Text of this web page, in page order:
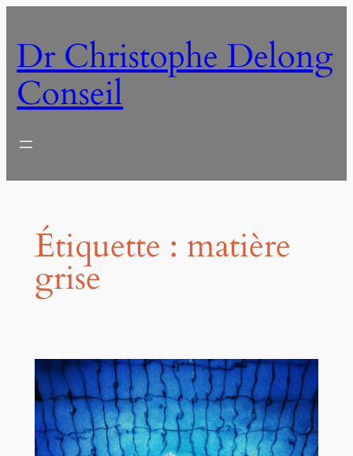
contenu
Dr Christophe Delong
Conseil
Étiquette : matière
grise